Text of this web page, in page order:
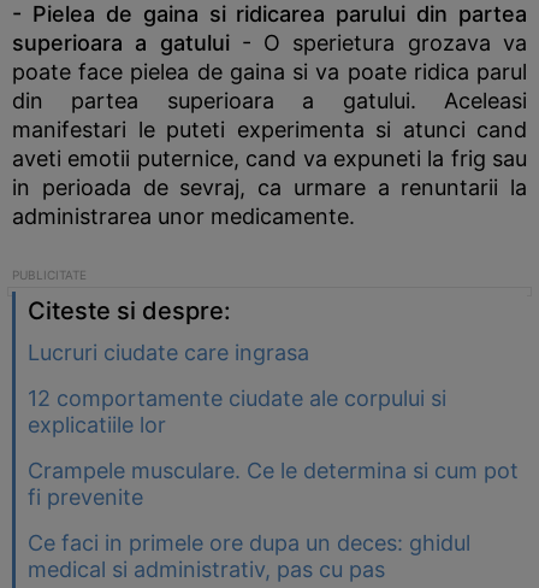
- Pielea de gaina si ridicarea parului din partea
superioara a gatului- O sperietura grozava va
poate face pielea de gaina si va poate ridica parul
din partea superioara a gatului. Aceleasi
manifestari le puteti experimenta si atunci cand
aveti emotii puternice, cand va expuneti la frig sau
in perioada de sevraj, ca urmare a renuntarii la
administrarea unor medicamente.
Citeste si despre:
Lucruri ciudate care ingrasa
12 comportamente ciudate ale corpului si
explicatiile lor
Crampele musculare. Ce le determina si cum pot
fi prevenite
Ce faci in primele ore dupa un deces: ghidul
medical si administrativ, pas cu pas